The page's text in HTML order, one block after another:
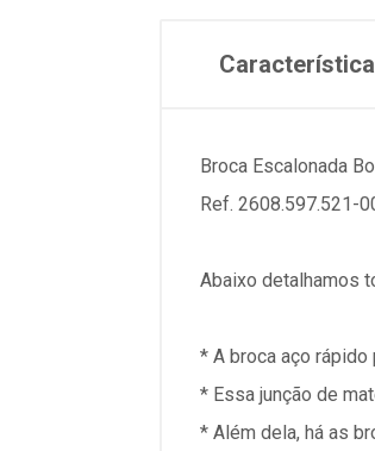
Broca Escalonada
Ref. 2608.597.521-
Abaixo detalhamos
* A broca aço
* Essa junção de
* Além dela, há as